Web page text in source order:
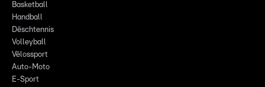
Basketball
Handball
Dëschtennis
Volleyball
Vëlossport
Auto-Moto
E-Sport